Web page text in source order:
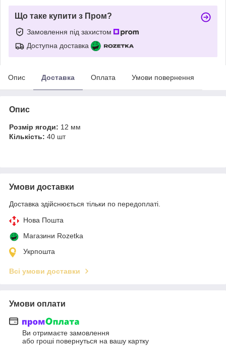
Що таке купити з Пром?
Замовлення під захистом
Доступна доставка
Опис Доставка Оплата Умови повернення
Опис
Розмір ягоди: 12 мм
Кількість: 40 шт
Умови доставки
Доставка здійснюється тільки по передоплаті.
Нова Пошта
Магазини Rozetka
Укрпошта
Всі умови доставки
Умови оплати
Ви отримаєте замовлення
або гроші повернуться на вашу картку